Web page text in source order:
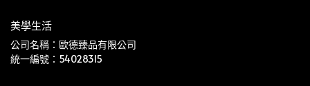
美學生活
公司名稱：歐德臻品有限公司
統一編號：54028315